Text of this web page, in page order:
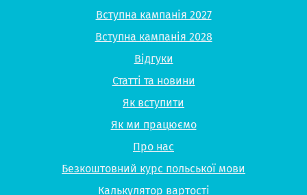
Вступна кампанія 2027
Вступна кампанія 2028
Відгуки
Статті та новини
Як вступити
Як ми працюємо
Про нас
Безкоштовний курс польської мови
Калькулятор вартості